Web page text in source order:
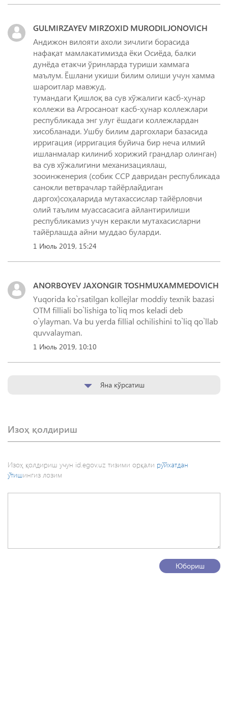
GULMIRZAYEV MIRZOXID MURODILJONOVICH
Андижон вилояти ахоли зичлиги борасида
нафақат мамлакатимизда ёки Осиёда, балки
дунёда етакчи ўринларда туриши хаммага
маълум. Ёшлани укиши билим олиши учун хамма
шароитлар мавжуд.
тумандаги Қишлоқ ва сув хўжалиги касб-ҳунар
коллежи ва Агросаноат касб-ҳунар коллежлари
республикада энг улуг ёшдаги коллежлардан
хисобланади. Ушбу билим даргохлари базасида
ирригация (ирригация буйича бир неча илмий
ишланмалар килиниб хорижий грандлар олинган)
ва сув хўжалигини механизациялаш,
зооинженерия (собик ССР давридан республикада
санокли ветврачлар тайёрлайдиган
даргох)соҳаларида мутахассислар тайёрловчи
олий таълим муассасасига айлантирилиши
республикамиз учун керакли мутахасисларни
тайёрлашда айни муддао буларди.
1 Июль 2019, 15:24
ANORBOYEV JAXONGIR TOSHMUXAMMEDOVICH
Yuqorida ko`rsatilgan kollejlar moddiy texnik bazasi
OTM filliali bo`lishiga to`liq mos keladi deb
o`ylayman. Va bu yerda fillial ochilishini to`liq qo`llab
quvvalayman.
1 Июль 2019, 10:10
Яна кўрсатиш
Изоҳ қолдириш
Изоҳ қолдириш учун id.egov.uz тизими орқали рўйхатдан
ўтишингиз лозим
Юбориш